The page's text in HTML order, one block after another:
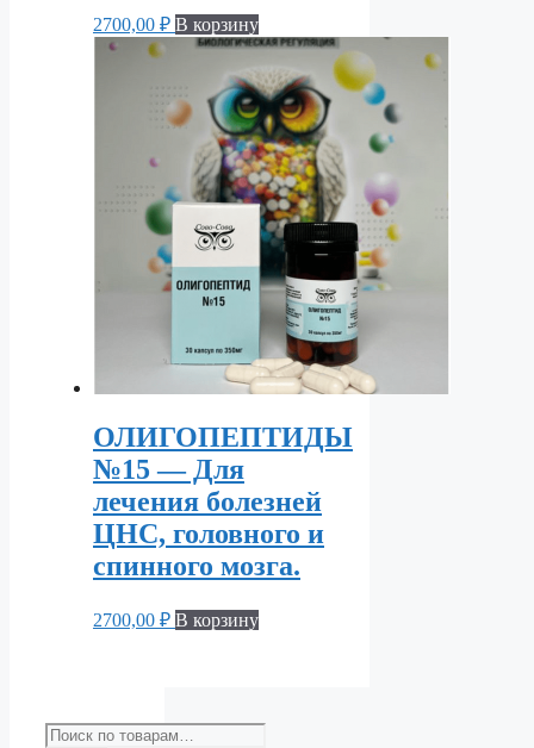
2700,00 ₽ В корзину
ОЛИГОПЕПТИДЫ
№15 — Для
лечения болезней
ЦНС, головного и
спинного мозга.
2700,00 ₽ В корзину
Искать: